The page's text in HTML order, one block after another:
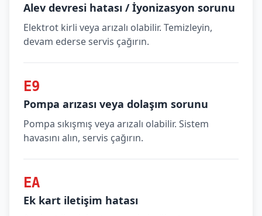
Alev devresi hatası / İyonizasyon sorunu
Elektrot kirli veya arızalı olabilir. Temizleyin,
devam ederse servis çağırın.
E9
Pompa arızası veya dolaşım sorunu
Pompa sıkışmış veya arızalı olabilir. Sistem
havasını alın, servis çağırın.
EA
Ek kart iletişim hatası